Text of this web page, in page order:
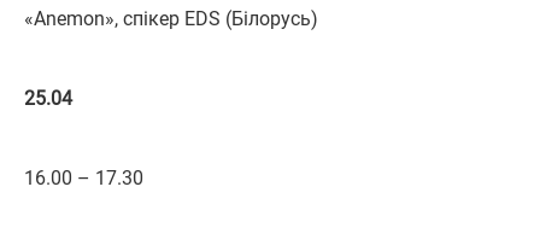
«Anemon», спікер EDS (Білорусь)
25.04
16.00 – 17.30